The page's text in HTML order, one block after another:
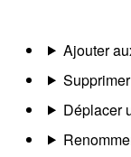
Ajouter
Déplacer